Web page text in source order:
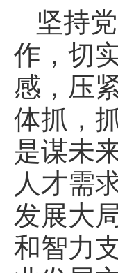
坚持
作，切
感，压
体抓，
是谋未
人才需
发展大
和智力